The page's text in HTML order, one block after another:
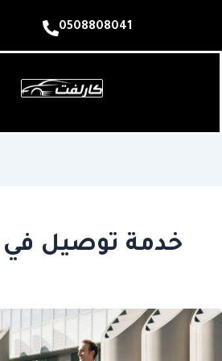
0508808041
خدمة توصيل في